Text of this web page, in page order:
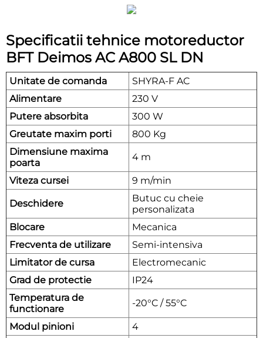
Specificatii tehnice motoreductor
BFT Deimos AC A800 SL DN
Unitate de comanda
SHYRA-F AC
Alimentare
230 V
Putere absorbita
300 W
Greutate maxim porti
800 Kg
Dimensiune maxima
poarta
4 m
Viteza cursei 9 m/min
Deschidere
Butuc cu cheie
personalizata
Blocare
Mecanica
Frecventa de utilizare
Semi-intensiva
Limitator de cursa
Electromecanic
Grad de protectie
IP24
Temperatura de
functionare
-20°C / 55°C
Modul pinioni
4